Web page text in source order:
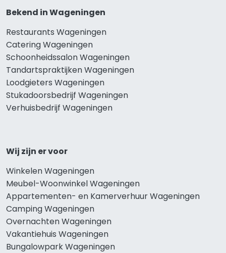
Bekend in Wageningen
Restaurants Wageningen
Catering Wageningen
Schoonheidssalon Wageningen
Tandartspraktijken Wageningen
Loodgieters Wageningen
Stukadoorsbedrijf Wageningen
Verhuisbedrijf Wageningen
Wij zijn er voor
Winkelen Wageningen
Meubel-Woonwinkel Wageningen
Appartementen- en Kamerverhuur Wageningen
Camping Wageningen
Overnachten Wageningen
Vakantiehuis Wageningen
Bungalowpark Wageningen